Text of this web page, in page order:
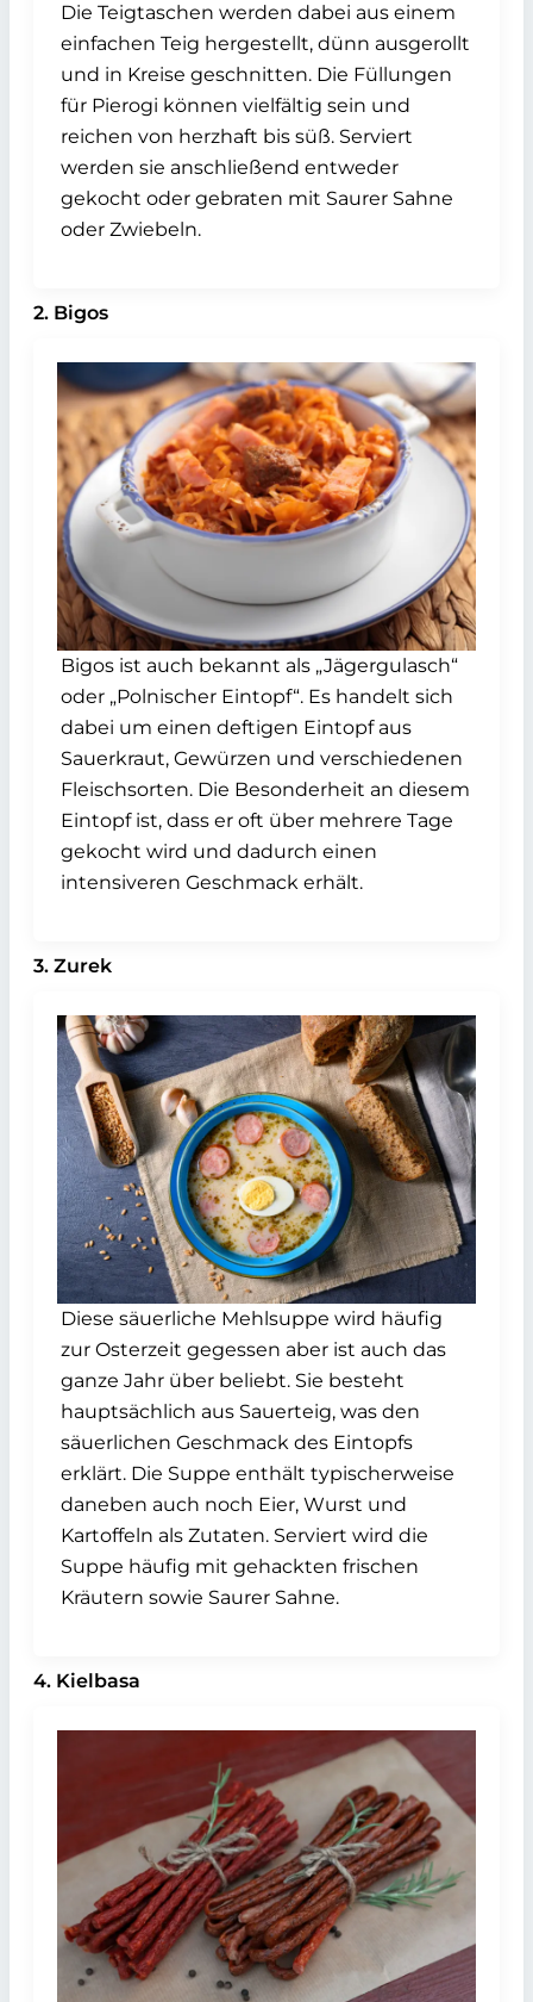
Die Teigtaschen werden dabei aus einem
einfachen Teig hergestellt, dünn ausgerollt
und in Kreise geschnitten. Die Füllungen
für Pierogi können vielfältig sein und
reichen von herzhaft bis süß. Serviert
werden sie anschließend entweder
gekocht oder gebraten mit Saurer Sahne
oder Zwiebeln.
2. Bigos
Bigos ist auch bekannt als „Jägergulasch“
oder „Polnischer Eintopf“. Es handelt sich
dabei um einen deftigen Eintopf aus
Sauerkraut, Gewürzen und verschiedenen
Fleischsorten. Die Besonderheit an diesem
Eintopf ist, dass er oft über mehrere Tage
gekocht wird und dadurch einen
intensiveren Geschmack erhält.
3. Zurek
Diese säuerliche Mehlsuppe wird häufig
zur Osterzeit gegessen aber ist auch das
ganze Jahr über beliebt. Sie besteht
hauptsächlich aus Sauerteig, was den
säuerlichen Geschmack des Eintopfs
erklärt. Die Suppe enthält typischerweise
daneben auch noch Eier, Wurst und
Kartoffeln als Zutaten. Serviert wird die
Suppe häufig mit gehackten frischen
Kräutern sowie Saurer Sahne.
4. Kielbasa